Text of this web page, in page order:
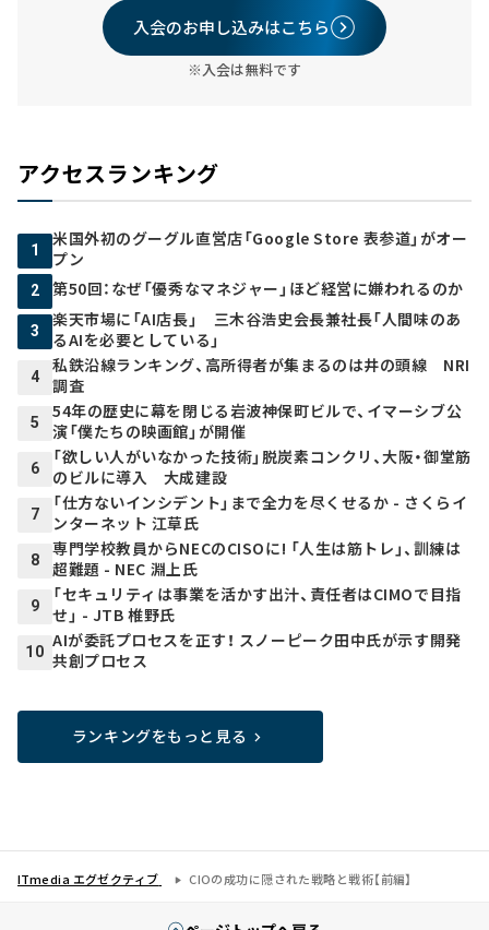
入会のお申し込みはこちら
※入会は無料です
アクセスランキング
1
米国外初のグーグル直営店「Google Store 表参道」がオー
プン
2 第50回：なぜ「優秀なマネジャー」ほど経営に嫌われるのか
3
楽天市場に「AI店長」 三木谷浩史会長兼社長「人間味のあ
るAIを必要としている」
4
私鉄沿線ランキング、高所得者が集まるのは井の頭線 NRI
調査
5
54年の歴史に幕を閉じる岩波神保町ビルで、イマーシブ公
演「僕たちの映画館」が開催
6
「欲しい人がいなかった技術」脱炭素コンクリ、大阪・御堂筋
のビルに導入 大成建設
7
「仕方ないインシデント」まで全力を尽くせるか - さくらイ
ンターネット 江草氏
8
専門学校教員からNECのCISOに! 「人生は筋トレ」、訓練は
超難題 - NEC 淵上氏
9
「セキュリティは事業を活かす出汁、責任者はCIMOで目指
せ」 - JTB 椎野氏
10
AIが委託プロセスを正す！ スノーピーク田中氏が示す開発
共創プロセス
ランキングをもっと見る
ITmedia エグゼクティブ CIOの成功に隠された戦略と戦術【前編】